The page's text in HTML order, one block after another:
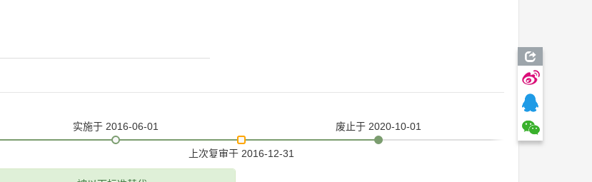
实施于 2016-06-01
上次复审于 2016-12-31
废止于 2020-10-01